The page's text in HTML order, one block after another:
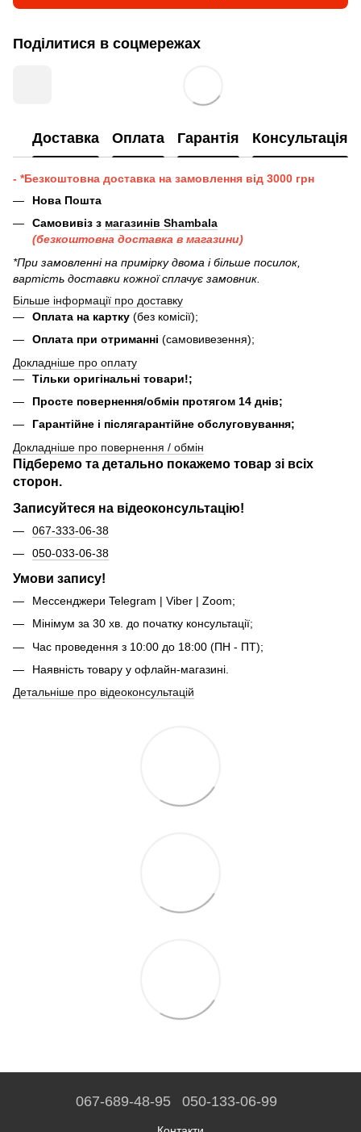
Поділитися в соцмережах
Доставка Оплата Гарантія Консультація
- *Безкоштовна доставка на замовлення від 3000 грн
Нова Пошта
Самовивіз з магазинів Shambala
(безкоштовна доставка в магазини)
*При замовленні на примірку двома і більше посилок,
вартість доставки кожної сплачує замовник.
Більше інформації про доставку
Оплата на картку (без комісії);
Оплата при отриманні (самовивезення);
Докладніше про оплату
Тільки оригінальні товари!;
Просте повернення/обмін протягом 14 днів;
Гарантійне і післягарантійне обслуговування;
Докладніше про повернення / обмін
Підберемо та детально покажемо товар зі всіх
сторон.
Записуйтеся на відеоконсультацію!
067-333-06-38
050-033-06-38
Умови запису!
Мессенджери Telegram | Viber | Zoom;
Мінімум за 30 хв. до початку консультації;
Час проведення з 10:00 до 18:00 (ПН - ПТ);
Наявність товару у офлайн-магазині.
Детальніше про відеоконсультацій
067-689-48-95 050-133-06-99